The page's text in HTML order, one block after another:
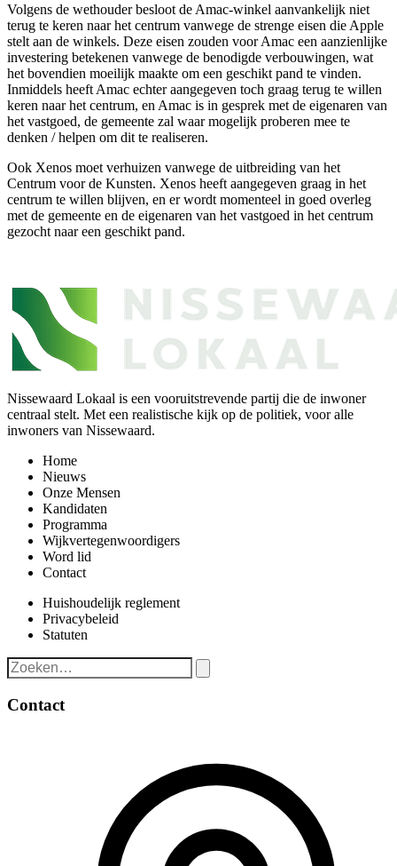
Volgens de wethouder besloot de Amac-winkel aanvankelijk niet
terug te keren naar het centrum vanwege de strenge eisen die Apple
stelt aan de winkels. Deze eisen zouden voor Amac een aanzienlijke
investering betekenen vanwege de benodigde verbouwingen, wat
het bovendien moeilijk maakte om een geschikt pand te vinden.
Inmiddels heeft Amac echter aangegeven toch graag terug te willen
keren naar het centrum, en Amac is in gesprek met de eigenaren van
het vastgoed, de gemeente zal waar mogelijk proberen mee te
denken / helpen om dit te realiseren.
Ook Xenos moet verhuizen vanwege de uitbreiding van het
Centrum voor de Kunsten. Xenos heeft aangegeven graag in het
centrum te willen blijven, en er wordt momenteel in goed overleg
met de gemeente en de eigenaren van het vastgoed in het centrum
gezocht naar een geschikt pand.
Nissewaard Lokaal is een vooruitstrevende partij die de inwoner
centraal stelt. Met een realistische kijk op de politiek, voor alle
inwoners van Nissewaard.
Home
Nieuws
Onze Mensen
Kandidaten
Programma
Wijkvertegenwoordigers
Word lid
Contact
Huishoudelijk reglement
Privacybeleid
Statuten
Contact